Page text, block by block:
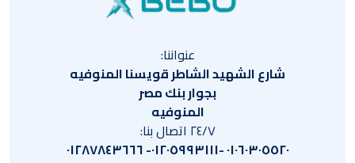
عنواننا:
شارع الشهيد الشاطر قويسنا المنوفيه
بجوار بنك مصر
المنوفيه
٢٤/٧ اتصال بنا:
٠١٠٦٠٣٠٥٥٢٠ -٠١٢٠٥٩٩٣١١١- ٠١٢٨٧٨٤٣٦٦٦